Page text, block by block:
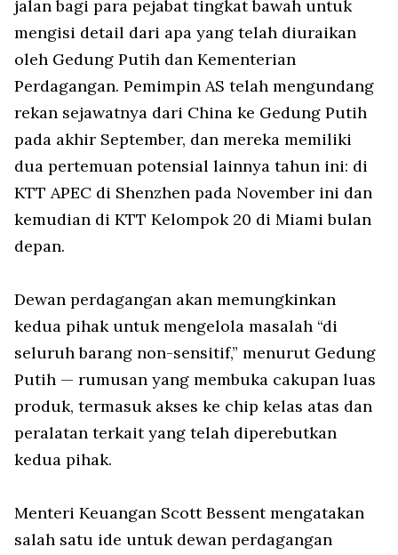
jalan bagi para pejabat tingkat bawah untuk
mengisi detail dari apa yang telah diuraikan
oleh Gedung Putih dan Kementerian
Perdagangan. Pemimpin AS telah mengundang
rekan sejawatnya dari China ke Gedung Putih
pada akhir September, dan mereka memiliki
dua pertemuan potensial lainnya tahun ini: di
KTT APEC di Shenzhen pada November ini dan
kemudian di KTT Kelompok 20 di Miami bulan
depan.
Dewan perdagangan akan memungkinkan
kedua pihak untuk mengelola masalah “di
seluruh barang non-sensitif,” menurut Gedung
Putih — rumusan yang membuka cakupan luas
produk, termasuk akses ke chip kelas atas dan
peralatan terkait yang telah diperebutkan
kedua pihak.
Menteri Keuangan Scott Bessent mengatakan
salah satu ide untuk dewan perdagangan